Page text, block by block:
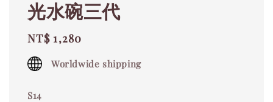
光水碗三代
Regular
price
NT$ 1,280
Worldwide shipping
S14